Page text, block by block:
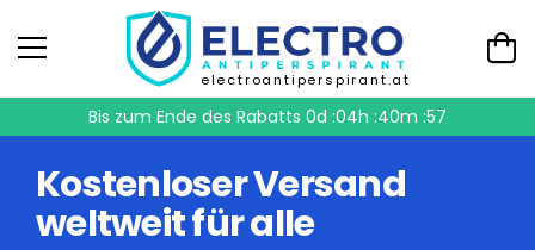
electroantiperspirant.at
Bis zum Ende des Rabatts 0d :04h :40m :56
Kostenloser Versand
weltweit für alle